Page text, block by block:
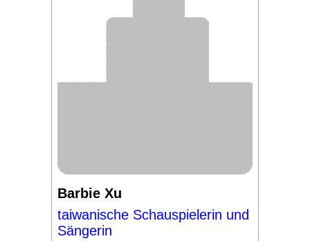
Barbie Xu
taiwanische Schauspielerin und
Sängerin